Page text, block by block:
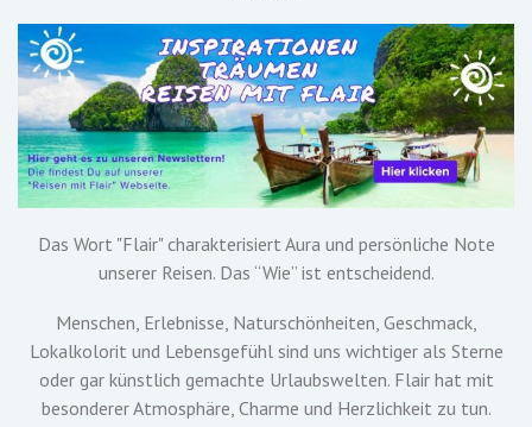
Das Wort "Flair" charakterisiert Aura und persönliche Note
unserer Reisen. Das “Wie” ist entscheidend.
Menschen, Erlebnisse, Naturschönheiten, Geschmack,
Lokalkolorit und Lebensgefühl sind uns wichtiger als Sterne
oder gar künstlich gemachte Urlaubswelten. Flair hat mit
besonderer Atmosphäre, Charme und Herzlichkeit zu tun.